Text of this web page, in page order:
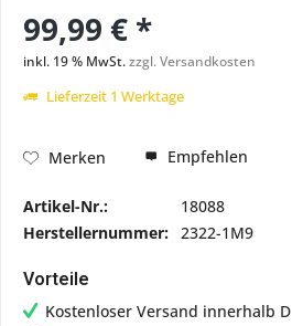
99,99 € *
inkl. 19 % MwSt.zzgl. Versandkosten
Lieferzeit 1 Werktage
Merken Empfehlen
Artikel-Nr.:
18088
Herstellernummer: 2322-1M9
Vorteile
Kostenloser Versand innerhalb D